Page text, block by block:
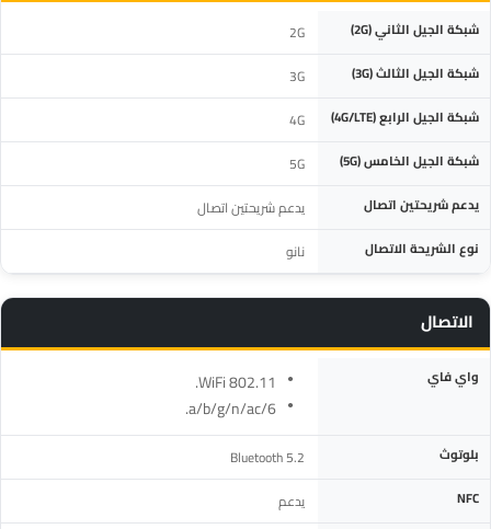
المواصفة التفاصيل
شبكة الجيل الثاني (2G) 2G
شبكة الجيل الثالث (3G) 3G
شبكة الجيل الرابع (4G/LTE) 4G
شبكة الجيل الخامس (5G) 5G
يدعم شريحتين اتصال يدعم شريحتين اتصال
نوع الشريحة الاتصال نانو
الاتصال
المواصفة
واي فاي
WiFi 802.11.
a/b/g/n/ac/6.
بلوتوث Bluetooth 5.2
NFC يدعم